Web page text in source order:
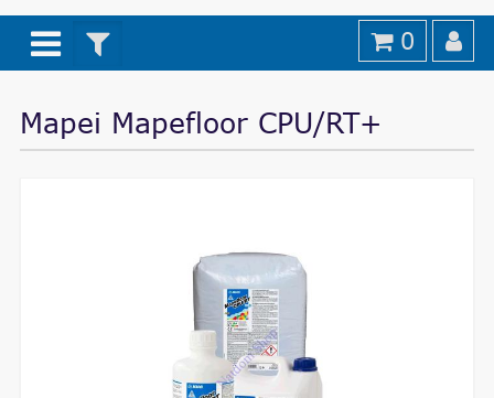
0
Mapei Mapefloor CPU/RT+